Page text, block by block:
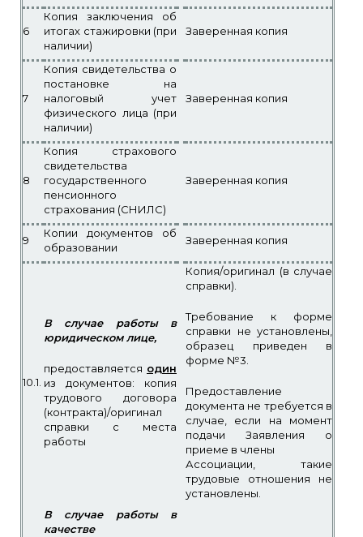
6
Копия заключения об
итогах стажировки (при
наличии)
Заверенная копия
7
Копия свидетельства о
постановке на
налоговый учет
физического лица (при
наличии)
Заверенная копия
8
Копия страхового
свидетельства
государственного
пенсионного
страхования (СНИЛС)
Заверенная копия
9
Копии документов об
образовании
Заверенная копия
10.1.
В случае работы в
юридическом лице,
предоставляется один
из документов: копия
трудового договора
(контракта)/оригинал
справки с места
работы
Копия/оригинал (в случае
справки).
Требование к форме
справки не установлены,
образец приведен в
форме №3.
Предоставление
документа не требуется в
случае, если на момент
подачи Заявления о
приеме в члены
Ассоциации, такие
трудовые отношения не
установлены.
В случае работы в
качестве